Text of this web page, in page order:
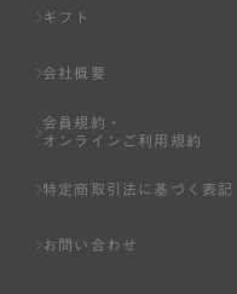
基づき判断した場合は
のいずれかの事由に該
または事前に通知する
いる場合。
ギフト
会社概要
会員規約・
オンラインご利用規約
特定商取引法に基づく表記
お問い合わせ